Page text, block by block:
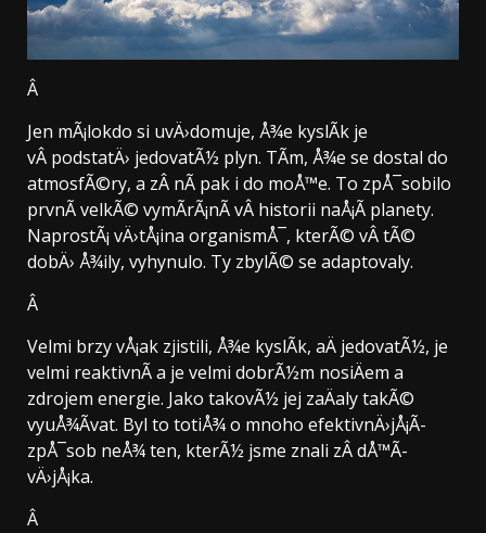
Â
Jen mÃ¡lokdo si uvÄ›domuje, Å¾e kyslÃ­k je
vÂ podstatÄ› jedovatÃ½ plyn. TÃ­m, Å¾e se dostal do
atmosfÃ©ry, a zÂ nÃ­ pak i do moÅ™e. To zpÅ¯sobilo
prvnÃ­ velkÃ© vymÃ­rÃ¡nÃ­ vÂ historii naÅ¡Ã­ planety.
NaprostÃ¡ vÄ›tÅ¡ina organismÅ¯, kterÃ© vÂ tÃ©
dobÄ› Å¾ily, vyhynulo. Ty zbylÃ© se adaptovaly.
Â
Velmi brzy vÅ¡ak zjistili, Å¾e kyslÃ­k, aÄ jedovatÃ½, je
velmi reaktivnÃ­ a je velmi dobrÃ½m nosiÄem a
zdrojem energie. Jako takovÃ½ jej zaÄaly takÃ©
vyuÅ¾Ã­vat. Byl to totiÅ¾ o mnoho efektivnÄ›jÅ¡Ã­
zpÅ¯sob neÅ¾ ten, kterÃ½ jsme znali zÂ dÅ™Ã­
vÄ›jÅ¡ka.
Â